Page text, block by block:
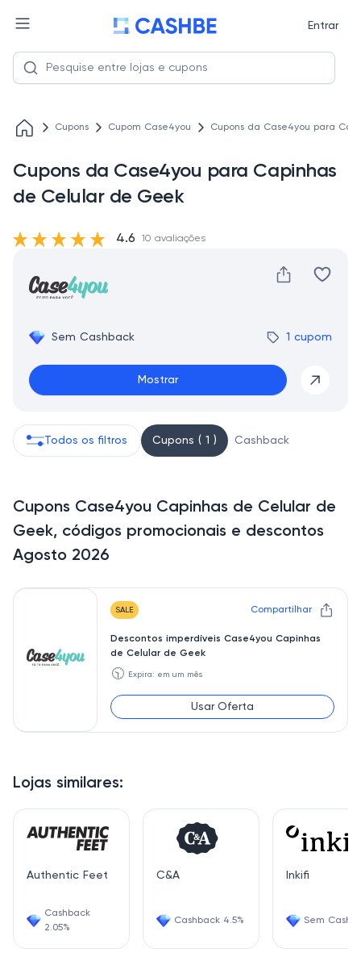
Entrar
Cupons Cupom Case4you Cupons da Case4you para
Cupons da Case4you para Capinhas
de Celular de Geek
Sem Cashback 1 cupom
Mostrar
4.6 10 avaliações
Lojas similares:
Authentic Feet
Cashback
2.05%
C&A
Cashback 4.5%
Inkifi
Sem
Todos os filtros Cupons ( 1 ) Cashback
Cupons Case4you Capinhas de Celular de
Geek, códigos promocionais e descontos
Agosto 2026
SALE Compartilhar
Descontos imperdíveis Case4you Capinhas
de Celular de Geek
🕥 Expira: em um mês
Usar Oferta